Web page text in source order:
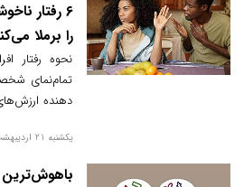
۶ رفتار
را برملا
نحوه رفتار
تمام‌نمای
دهنده
یکشنبه 21 اردیبهشت 1404